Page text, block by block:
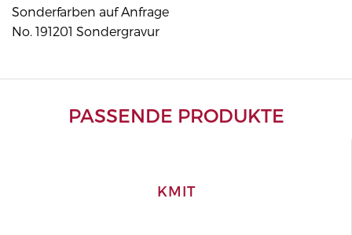
Sonderfarben auf Anfrage
No. 191201 Sondergravur
PASSENDE PRODUKTE
KMIT